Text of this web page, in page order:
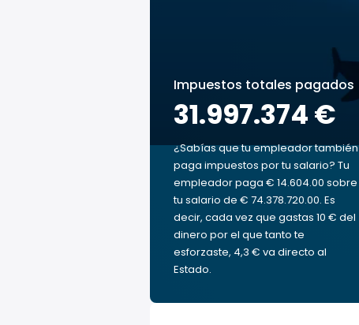
Impuestos totales pagados
31.997.374 €
¿Sabías que tu empleador también
paga impuestos por tu salario? Tu
empleador paga € 14.604.00 sobre
tu salario de € 74.378.720.00. Es
decir, cada vez que gastas 10 € del
dinero por el que tanto te
esforzaste, 4,3 € va directo al
Estado.